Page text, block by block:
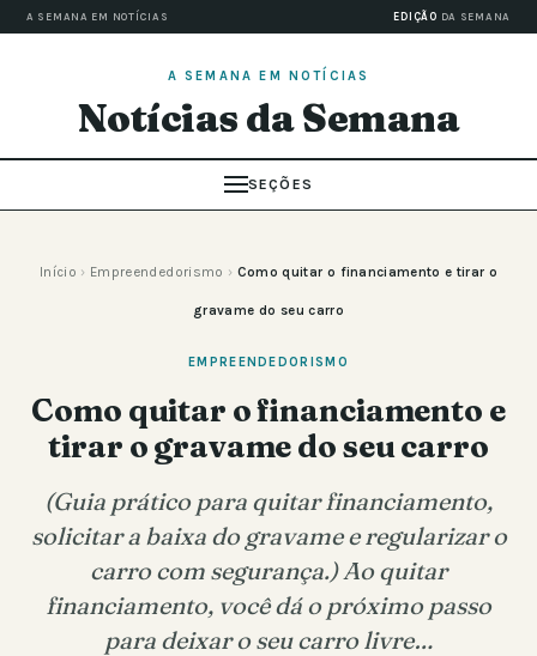
A SEMANA EM NOTÍCIAS EDIÇÃO DA SEMANA
A SEMANA EM NOTÍCIAS
Notícias da Semana
SEÇÕES
Início › Empreendedorismo › Como quitar o financiamento e tirar o
gravame do seu carro
EMPREENDEDORISMO
Como quitar o financiamento e
tirar o gravame do seu carro
(Guia prático para quitar financiamento,
solicitar a baixa do gravame e regularizar o
carro com segurança.) Ao quitar
financiamento, você dá o próximo passo
para deixar o seu carro livre…